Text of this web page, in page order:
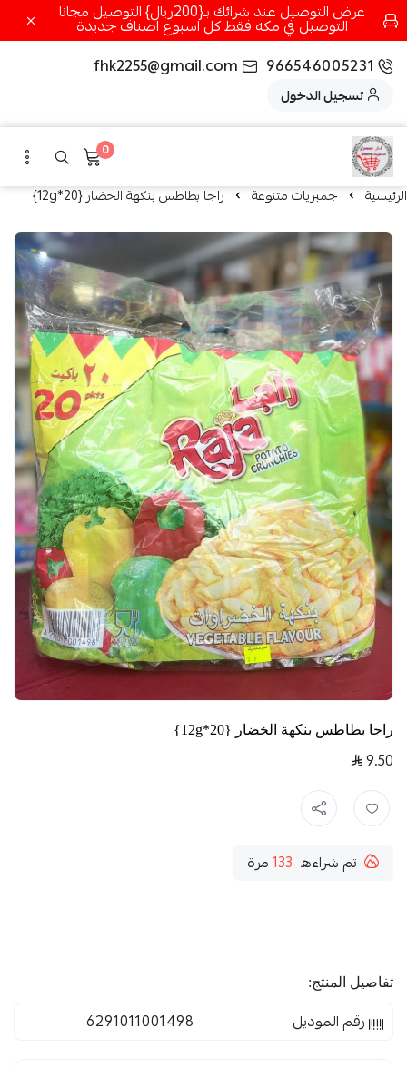
عرض التوصيل عند شرائك بـ{200ريال} التوصيل مجانا
التوصيل في مكه فقط كل اسبوع اصناف جديدة
966546005231
fhk2255@gmail.com
تسجيل الدخول
0
الرئيسية جمبريات متنوعة راجا بطاطس بنكهة الخضار {20*12g}
راجا بطاطس بنكهة الخضار {20*12g}
9.50
تم شراءه 133مرة
تفاصيل المنتج:
رقم الموديل 6291011001498